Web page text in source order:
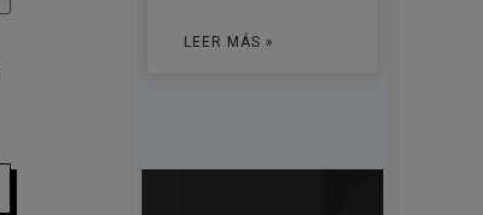
LEER MÁS »